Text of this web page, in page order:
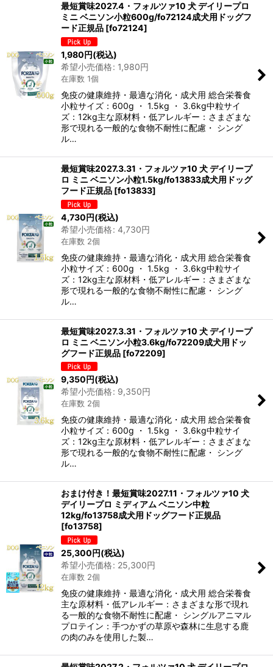
最短賞味2027.4・フォルツァ10 犬 デイリープロ
ミニ ベニソン小粒600g/fo72124成犬用ドッグフ
ード正規品 [fo72124]
1,980円(税込)
希望小売価格: 1,980円
在庫数 1個
免疫の健康維持・最適な消化・成犬用 総合栄養食
小粒サイズ：600g ・ 1.5kg ・ 3.6kg中粒サイ
ズ：12kg主な原材料・低アレルギー：さまざまな
形で現れる一般的な食物不耐性に配慮・ シング
ル…
最短賞味2027.3.31・フォルツァ10 犬 デイリープ
ロ ミニ ベニソン小粒1.5kg/fo13833成犬用ドッグ
フード正規品 [fo13833]
4,730円(税込)
希望小売価格: 4,730円
在庫数 2個
免疫の健康維持・最適な消化・成犬用 総合栄養食
小粒サイズ：600g ・ 1.5kg ・ 3.6kg中粒サイ
ズ：12kg主な原材料・低アレルギー：さまざまな
形で現れる一般的な食物不耐性に配慮・ シング
ル…
最短賞味2027.3.31・フォルツァ10 犬 デイリープ
ロ ミニ ベニソン小粒3.6kg/fo72209成犬用ドッ
グフード正規品 [fo72209]
9,350円(税込)
希望小売価格: 9,350円
在庫数 2個
免疫の健康維持・最適な消化・成犬用 総合栄養食
小粒サイズ：600g ・ 1.5kg ・ 3.6kg中粒サイ
ズ：12kg主な原材料・低アレルギー：さまざまな
形で現れる一般的な食物不耐性に配慮・ シング
ル…
おまけ付き！最短賞味2027.11・フォルツァ10 犬
デイリープロ ミディアム ベニソン中粒
12kg/fo13758成犬用ドッグフード正規品
[fo13758]
25,300円(税込)
希望小売価格: 25,300円
在庫数 2個
免疫の健康維持・最適な消化・成犬用 総合栄養食
主な原材料・低アレルギー：さまざまな形で現れ
る一般的な食物不耐性に配慮・ シングルアニマル
プロテイン：手つかずの草原や森林に生息する鹿
の肉のみを使用した製…